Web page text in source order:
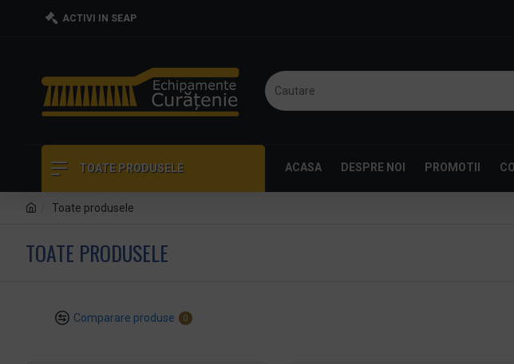
ACTIVI IN SEAP
TOATE PRODUSELE ACASA DESPRE NOI PROMOTII
Toate produsele
TOATE PRODUSELE
Comparare produse 0